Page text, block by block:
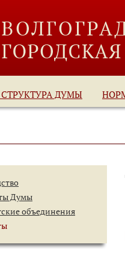
ДУМЫ
Думы
объединения